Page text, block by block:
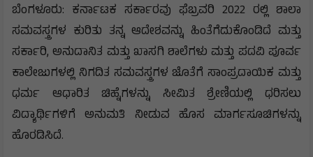
ಬೆಂಗಳೂರು: ಕರ್ನಾಟಕ ಸರ್ಕಾರವು ಫೆಬ್ರವರಿ 2022 ರಲ್ಲಿ ಶಾಲಾ
ಸಮವಸ್ತ್ರಗಳ ಕುರಿತು ತನ್ನ ಆದೇಶವನ್ನು ಹಿಂತೆಗೆದುಕೊಂಡಿದೆ ಮತ್ತು
ಸರ್ಕಾರಿ, ಅನುದಾನಿತ ಮತ್ತು ಖಾಸಗಿ ಶಾಲೆಗಳು ಮತ್ತು ಪದವಿ ಪೂರ್ವ
ಕಾಲೇಜುಗಳಲ್ಲಿ ನಿಗದಿತ ಸಮವಸ್ತ್ರಗಳ ಜೊತೆಗೆ ಸಾಂಪ್ರದಾಯಿಕ ಮತ್ತು
ಧರ್ಮ ಆಧಾರಿತ ಚಿಹ್ನೆಗಳನ್ನು ಸೀಮಿತ ಶ್ರೇಣಿಯಲ್ಲಿ ಧರಿಸಲು
ವಿದ್ಯಾರ್ಥಿಗಳಿಗೆ ಅನುಮತಿ ನೀಡುವ ಹೊಸ ಮಾರ್ಗಸೂಚಿಗಳನ್ನು
ಹೊರಡಿಸಿದೆ.